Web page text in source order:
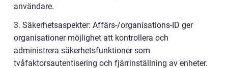
användare.
3. Säkerhetsaspekter: Affärs-/organisations-ID ger
organisationer möjlighet att kontrollera och
administrera säkerhetsfunktioner som
tvåfaktorsautentisering och fjärrinställning av enheter.